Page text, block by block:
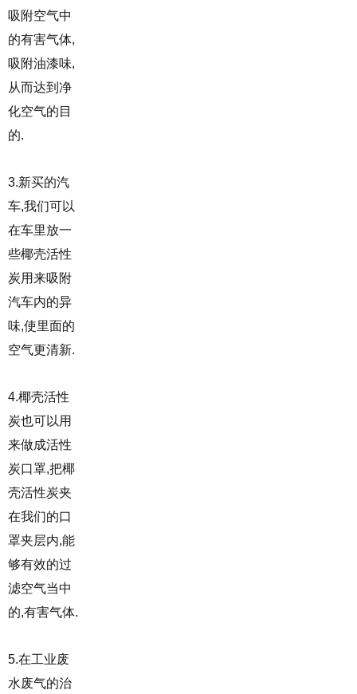
吸附空气中
的有害气体,
吸附油漆味,
从而达到净
化空气的目
的.
3.新买的汽
车,我们可以
在车里放一
些椰壳活性
炭用来吸附
汽车内的异
味,使里面的
空气更清新.
4.椰壳活性
炭也可以用
来做成活性
炭口罩,把椰
壳活性炭夹
在我们的口
罩夹层内,能
够有效的过
滤空气当中
的,有害气体.
5.在工业废
水废气的治